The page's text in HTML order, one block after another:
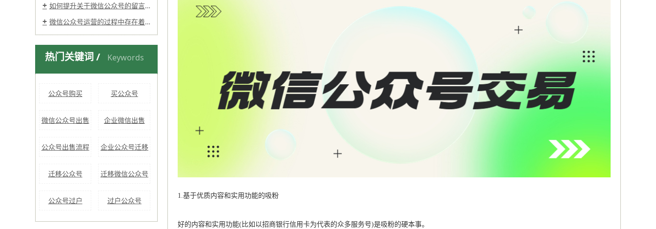
如何提升关于微信公众号的留言率？
微信公众号运营的过程中存在着哪些易犯错误点？
热门关键词 / Keywords
公众号购买 买公众号
微信公众号出售 企业微信出售
公众号出售流程 企业公众号迁移
迁移公众号 迁移微信公众号
公众号过户 过户公众号
1.基于优质内容和实用功能的吸粉
好的内容和实用功能(比如以招商银行信用卡为代表的众多服务号)是吸粉的硬本事。